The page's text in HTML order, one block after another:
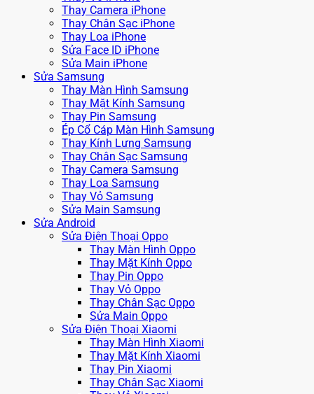
Thay Camera iPhone
Thay Chân Sạc iPhone
Thay Loa iPhone
Sửa Face ID iPhone
Sửa Main iPhone
Sửa Samsung
Thay Màn Hình Samsung
Thay Mặt Kính Samsung
Thay Pin Samsung
Ép Cổ Cáp Màn Hình Samsung
Thay Kính Lưng Samsung
Thay Chân Sạc Samsung
Thay Camera Samsung
Thay Loa Samsung
Thay Vỏ Samsung
Sửa Main Samsung
Sửa Android
Sửa Điện Thoại Oppo
Thay Màn Hình Oppo
Thay Mặt Kính Oppo
Thay Pin Oppo
Thay Vỏ Oppo
Thay Chân Sạc Oppo
Sửa Main Oppo
Sửa Điện Thoại Xiaomi
Thay Màn Hình Xiaomi
Thay Mặt Kính Xiaomi
Thay Pin Xiaomi
Thay Chân Sạc Xiaomi